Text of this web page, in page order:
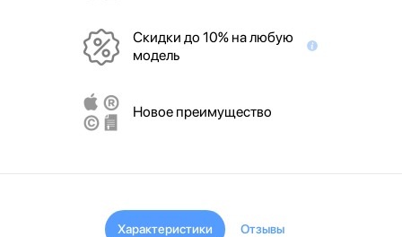
Скидки до 10% на любую
модель
Новое преимущество
Характеристики Отзывы